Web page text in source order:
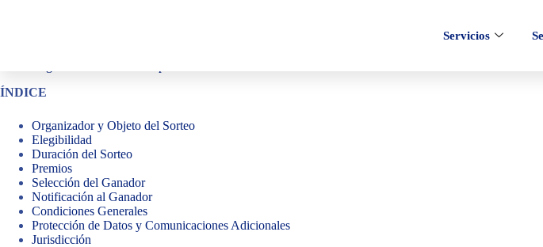
Servicios
ÍNDICE
Organizador y Objeto del Sorteo
Elegibilidad
Duración del Sorteo
Premios
Selección del Ganador
Notificación al Ganador
Condiciones Generales
Protección de Datos y Comunicaciones Adicionales
Jurisdicción